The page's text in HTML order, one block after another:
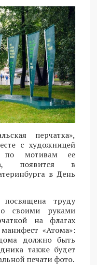
перчатка»,
с художницей
по мотивам ее
появится в
в День
посвящена труду
своими руками
на флагах
«Атома»:
должно быть
также будет
печати фото.